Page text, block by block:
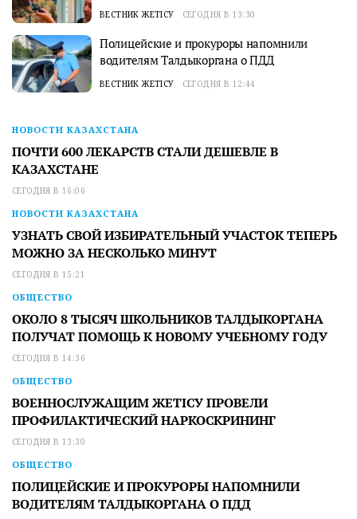
ВЕСТНИК ЖЕТІСУ СЕГОДНЯ В 13:30
Полицейские и прокуроры напомнили
водителям Талдыкоргана о ПДД
ВЕСТНИК ЖЕТІСУ СЕГОДНЯ В 12:44
НОВОСТИ КАЗАХСТАНА
ПОЧТИ 600 ЛЕКАРСТВ СТАЛИ ДЕШЕВЛЕ В
КАЗАХСТАНЕ
СЕГОДНЯ В 16:06
НОВОСТИ КАЗАХСТАНА
УЗНАТЬ СВОЙ ИЗБИРАТЕЛЬНЫЙ УЧАСТОК ТЕПЕРЬ
МОЖНО ЗА НЕСКОЛЬКО МИНУТ
СЕГОДНЯ В 15:21
ОБЩЕСТВО
ОКОЛО 8 ТЫСЯЧ ШКОЛЬНИКОВ ТАЛДЫКОРГАНА
ПОЛУЧАТ ПОМОЩЬ К НОВОМУ УЧЕБНОМУ ГОДУ
СЕГОДНЯ В 14:36
ОБЩЕСТВО
ВОЕННОСЛУЖАЩИМ ЖЕТІСУ ПРОВЕЛИ
ПРОФИЛАКТИЧЕСКИЙ НАРКОСКРИНИНГ
СЕГОДНЯ В 13:30
ОБЩЕСТВО
ПОЛИЦЕЙСКИЕ И ПРОКУРОРЫ НАПОМНИЛИ
ВОДИТЕЛЯМ ТАЛДЫКОРГАНА О ПДД